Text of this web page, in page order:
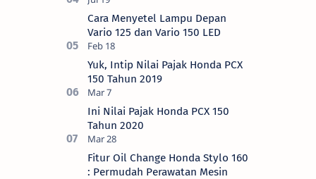
Cara Menyetel Lampu Depan
Vario 125 dan Vario 150 LED
Yuk, Intip Nilai Pajak Honda PCX
150 Tahun 2019
Ini Nilai Pajak Honda PCX 150
Tahun 2020
Fitur Oil Change Honda Stylo 160
: Permudah Perawatan Mesin